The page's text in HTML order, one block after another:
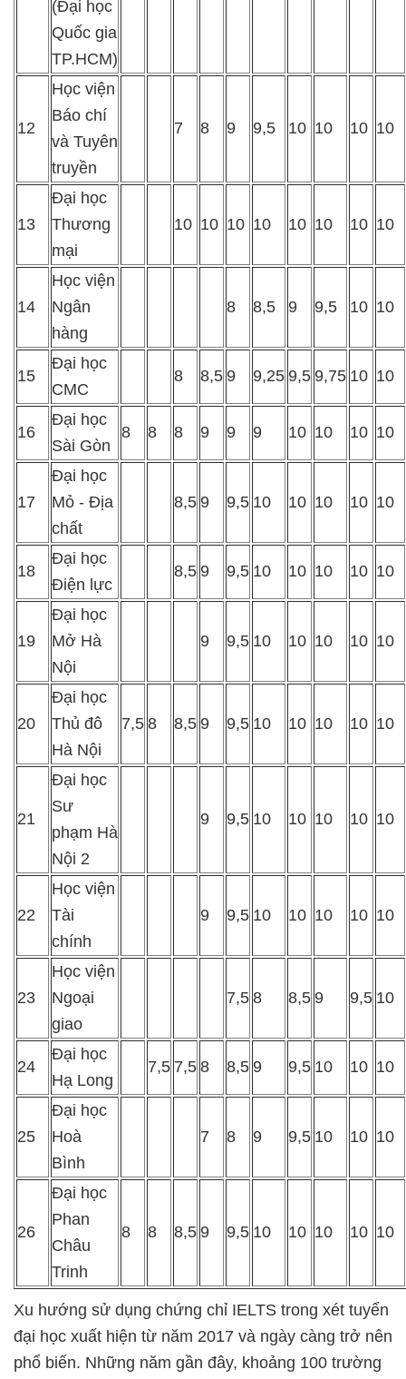
(Đại học
Quốc gia
TP.HCM)
12
Học viện
Báo chí
và Tuyên
truyền
7 8 9 9,5 10 10 10 10
13
Đại học
Thương
mại
10 10 10 10 10 10 10 10
14
Học viện
Ngân
hàng
8 8,5 9 9,5 10 10
15
Đại học
CMC
8 8,5 9 9,25 9,5 9,75 10 10
16
Đại học
Sài Gòn
8 8 8 9 9 9 10 10 10 10
17
Đại học
Mỏ - Địa
chất
8,5 9 9,5 10 10 10 10 10
18
Đại học
Điện lực
8,5 9 9,5 10 10 10 10 10
19
Đại học
Mở Hà
Nội
9 9,5 10 10 10 10 10
20
Đại học
Thủ đô
Hà Nội
7,5 8 8,5 9 9,5 10 10 10 10 10
21
Đại học
Sư
phạm Hà
Nội 2
9 9,5 10 10 10 10 10
22
Học viện
Tài
chính
9 9,5 10 10 10 10 10
23
Học viện
Ngoại
giao
7,5 8 8,5 9 9,5 10
24
Đại học
Hạ Long
7,5 7,5 8 8,5 9 9,5 10 10 10
25
Đại học
Hoà
Bình
7 8 9 9,5 10 10 10
26
Đại học
Phan
Châu
Trinh
8 8 8,5 9 9,5 10 10 10 10 10
Xu hướng sử dụng chứng chỉ IELTS trong xét tuyển
đại học xuất hiện từ năm 2017 và ngày càng trở nên
phổ biến. Những năm gần đây, khoảng 100 trường